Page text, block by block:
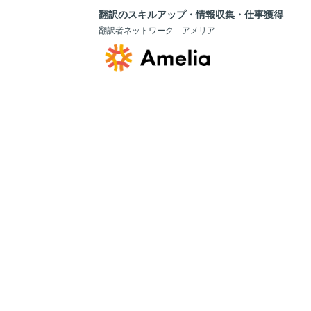
翻訳のスキルアップ・情報収集・仕事獲得
翻訳者ネットワーク アメリア